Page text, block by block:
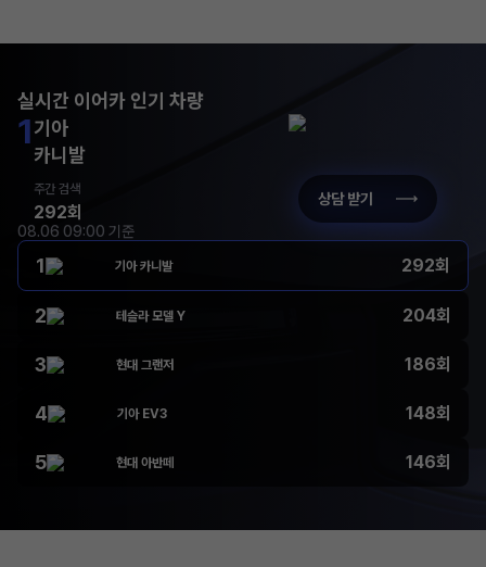
실시간 이어카 인기 차량
1기아
카니발
주간 검색
292회
상담 받기
08.06 09:00 기준
1 기아 카니발 292회
2 테슬라 모델 Y 204회
3 현대 그랜저 186회
4 기아 EV3 148회
5 현대 아반떼 146회